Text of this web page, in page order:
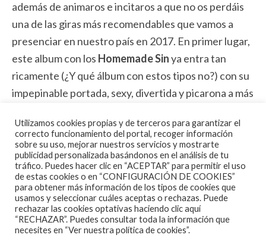
además de animaros e incitaros a que no os perdáis
una de las giras más recomendables que vamos a
presenciar en nuestro país en 2017. En primer lugar,
este album con los Homemade Sinya entra tan
ricamente (¿Y qué álbum con estos tipos no?) con su
impepinable portada, sexy, divertida y picarona a más
semejante ‘album cover’… ¿Y el cancionero?, ¡Dios!
¡es de fábula!, comenzando por el
intensísimo«Shake It Til It’s Sore»y finalizando con
la clase de«Bury Me Standing», los 13 temas, ¡13!
son una cojonuda lección de Rock ‘Americana’ bien
entendida, con esos ramalazados alPettymás
inspirado, con ciertos bríos alBossy pinceladas de
Utilizamos cookies propias y de terceros para garantizar el
correcto funcionamiento del portal, recoger información
sobre su uso, mejorar nuestros servicios y mostrarte
publicidad personalizada basándonos en el análisis de tu
tráfico. Puedes hacer clic en “ACEPTAR” para permitir el uso
de estas cookies o en “CONFIGURACIÓN DE COOKIES”
para obtener más información de los tipos de cookies que
usamos y seleccionar cuáles aceptas o rechazas. Puede
rechazar las cookies optativas haciendo clic aquí
“RECHAZAR”. Puedes consultar toda la información que
necesites en “Ver nuestra política de cookies”.